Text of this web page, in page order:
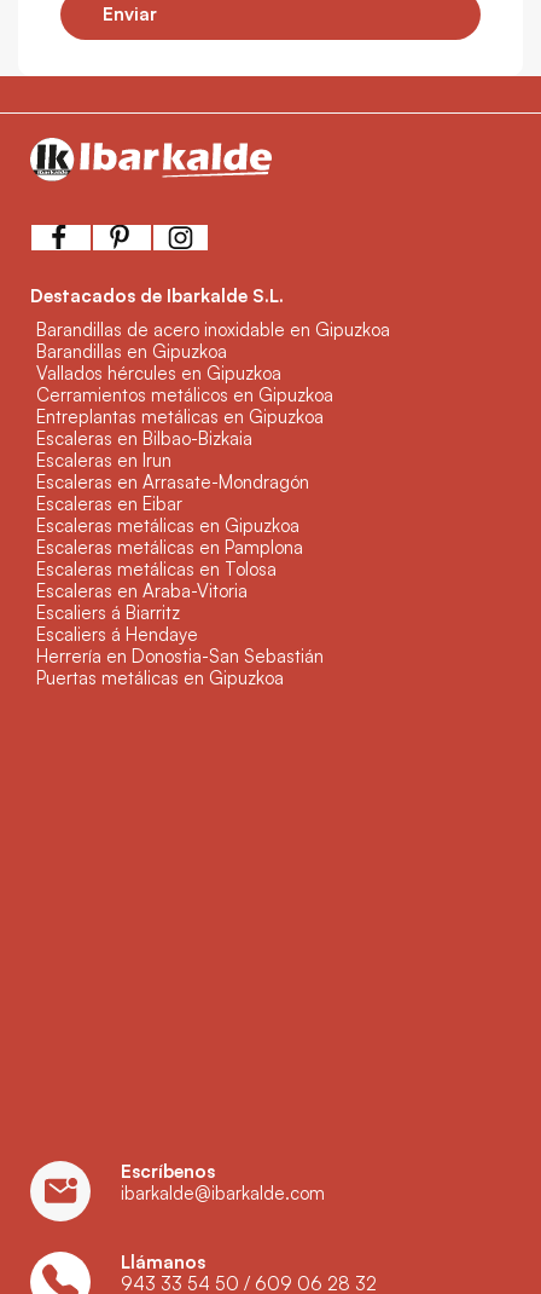
Enviar
Destacados de Ibarkalde S.L.
Barandillas de acero inoxidable en Gipuzkoa
Barandillas en Gipuzkoa
Vallados hércules en Gipuzkoa
Cerramientos metálicos en Gipuzkoa
Entreplantas metálicas en Gipuzkoa
Escaleras en Bilbao-Bizkaia
Escaleras en Irun
Escaleras en Arrasate-Mondragón
Escaleras en Eibar
Escaleras metálicas en Gipuzkoa
Escaleras metálicas en Pamplona
Escaleras metálicas en Tolosa
Escaleras en Araba-Vitoria
Escaliers á Biarritz
Escaliers á Hendaye
Herrería en Donostia-San Sebastián
Puertas metálicas en Gipuzkoa
Escríbenos
ibarkalde@ibarkalde.com
Llámanos
943 33 54 50 / 609 06 28 32